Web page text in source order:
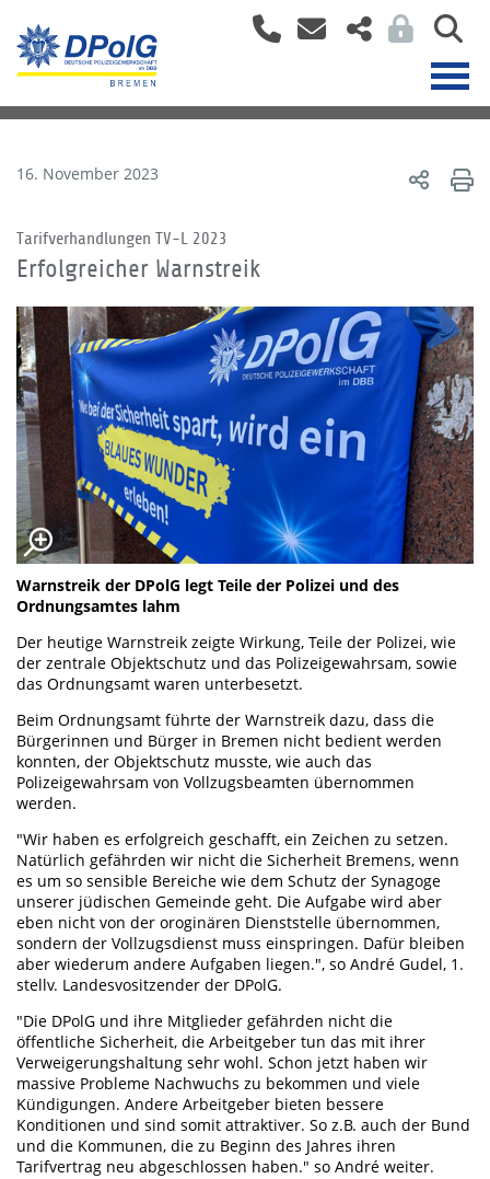
16. November 2023
Tarifverhandlungen TV-L 2023
Erfolgreicher Warnstreik
Warnstreik der DPolG legt Teile der Polizei und des
Ordnungsamtes lahm
Der heutige Warnstreik zeigte Wirkung, Teile der Polizei, wie
der zentrale Objektschutz und das Polizeigewahrsam, sowie
das Ordnungsamt waren unterbesetzt.
Beim Ordnungsamt führte der Warnstreik dazu, dass die
Bürgerinnen und Bürger in Bremen nicht bedient werden
konnten, der Objektschutz musste, wie auch das
Polizeigewahrsam von Vollzugsbeamten übernommen
werden.
"Wir haben es erfolgreich geschafft, ein Zeichen zu setzen.
Natürlich gefährden wir nicht die Sicherheit Bremens, wenn
es um so sensible Bereiche wie dem Schutz der Synagoge
unserer jüdischen Gemeinde geht. Die Aufgabe wird aber
eben nicht von der oroginären Dienststelle übernommen,
sondern der Vollzugsdienst muss einspringen. Dafür bleiben
aber wiederum andere Aufgaben liegen.", so André Gudel, 1.
stellv. Landesvositzender der DPolG.
"Die DPolG und ihre Mitglieder gefährden nicht die
öffentliche Sicherheit, die Arbeitgeber tun das mit ihrer
Verweigerungshaltung sehr wohl. Schon jetzt haben wir
massive Probleme Nachwuchs zu bekommen und viele
Kündigungen. Andere Arbeitgeber bieten bessere
Konditionen und sind somit attraktiver. So z.B. auch der Bund
und die Kommunen, die zu Beginn des Jahres ihren
Tarifvertrag neu abgeschlossen haben." so André weiter.